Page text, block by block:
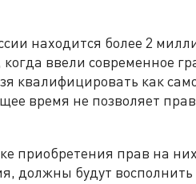
находится более 2
ввели современное
квалифицировать как
время не позволяет
приобретения прав на
должны будут восполнить